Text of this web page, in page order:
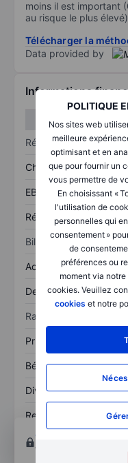
POLITIQUE
Nos sites web
meilleure
optimisant et en
que pour fournir un
vous permettre de
En choisissant «
l'utilisation de
personnelles qui
consentement »
de
préférences ou
moment via
cookies. Veuillez
cookies et notre
moins il est important
au risque le plus
Télécharger la
Data provided by
Informations
Résultats
Chiffre d’affaires
EBITDA
Résultat net
Bilan
Actifs totaux
Dette totale
Ratios
Prix / ventes
Bénéfice par action
Dividende par action
Rendement des
capitaux propres
Ouvrir un compte
techniques et